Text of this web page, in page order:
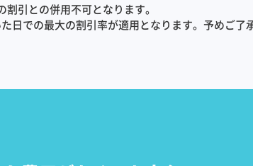
割引との併用不可となります。
日での最大の割引率が適用となります。予めご了